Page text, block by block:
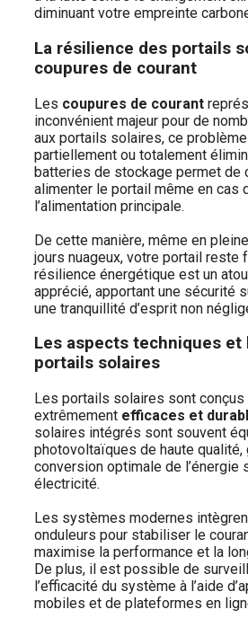
diminuant votre empreinte
La résilience des portails
coupures de courant
Les coupures de courant
inconvénient majeur pour de
aux portails solaires, ce
partiellement ou totalement
batteries de stockage permet de
alimenter le portail même en cas
l’alimentation principale.
De cette manière, même en
jours nuageux, votre portail reste
résilience énergétique est un
apprécié, apportant une sécurité
une tranquillité d’esprit non
Les aspects techniques et
portails solaires
Les portails solaires sont conçus
extrêmement efficaces et
solaires intégrés sont souvent
photovoltaïques de haute qualité,
conversion optimale de l’énergie
électricité.
Les systèmes modernes
onduleurs pour stabiliser le
maximise la performance et la
De plus, il est possible de
l’efficacité du système à l’aide
mobiles et de plateformes en